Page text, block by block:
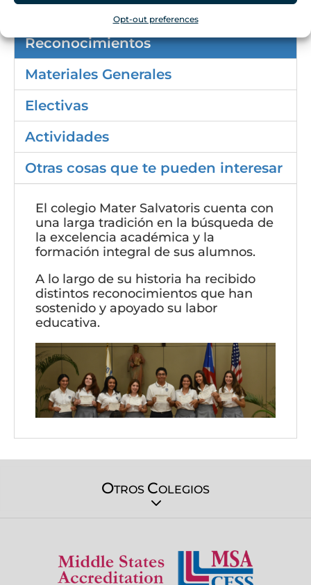
Opt-out preferences
Reconocimientos
Materiales Generales
Electivas
Actividades
Otras cosas que te pueden interesar
El colegio Mater Salvatoris cuenta con
una larga tradición en la búsqueda de
la excelencia académica y la
formación integral de sus alumnos.
A lo largo de su historia ha recibido
distintos reconocimientos que han
sostenido y apoyado su labor
educativa.
OTROS COLEGIOS